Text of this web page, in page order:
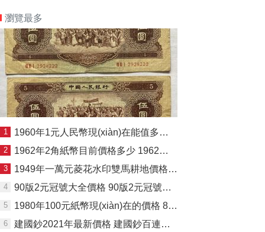
瀏覽最多
1 1960年1元人民幣現(xiàn)在能值多少錢 60年1元值多少錢一張
2 1962年2角紙幣目前價格多少 1962年2角紙幣單張價格
3 1949年一萬元菱花水印雙馬耕地價格 一版幣10000元雙馬耕地值多少錢
4 90版2元冠號大全價格 90版2元冠號大全介紹圖片
5 1980年100元紙幣現(xiàn)在的價格 80年100元值多少
6 建國鈔2021年最新價格 建國鈔百連最新價格